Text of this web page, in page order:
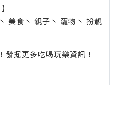
丶 美食 丶 親子 丶 寵物 丶 扮靚
掘更多吃喝玩樂資訊！